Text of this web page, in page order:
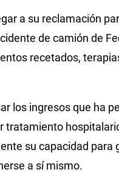
a su reclamación
de camión de
recetados,
los ingresos que ha
tratamiento
su capacidad para
a sí mismo.